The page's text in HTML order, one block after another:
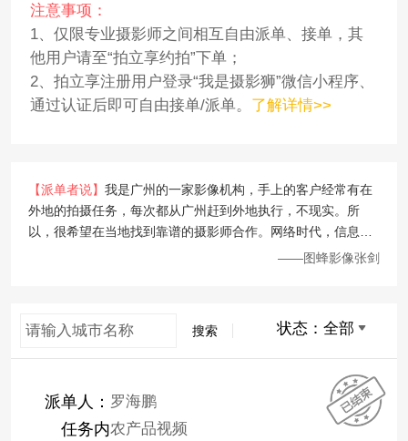
注意事项：
1、仅限专业摄影师之间相互自由派单、接单，其
他用户请至“拍立享约拍”下单；
2、拍立享注册用户登录“我是摄影狮”微信小程序、
通过认证后即可自由接单/派单。 了解详情>>
【派单者说】我是广州的一家影像机构，手上的客户经常有在
外地的拍摄任务，每次都从广州赶到外地执行，不现实。所
以，很希望在当地找到靠谱的摄影师合作。网络时代，信息很
多，找摄影师不难，但是信任度建立很难。感谢拍立享开放自
么玩，拍立享平台的摄影师基本上都有照片直播的经验，这点
非常好。
——图蜂影像张剑
搜索 状态： 全部
派单人： 罗海鹏
任务内农产品视频